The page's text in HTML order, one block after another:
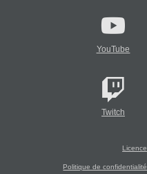
YouTube
Twitch
Licence
Politique de confidentialité